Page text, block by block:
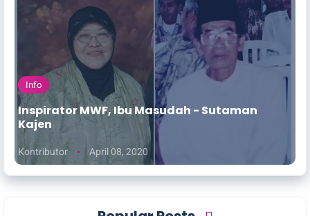
Info
Inspirator MWF, Ibu Masudah - Sutaman
Kajen
Kontributor April 08, 2020